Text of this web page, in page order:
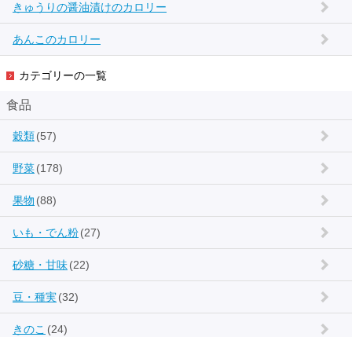
きゅうりの醤油漬けのカロリー
あんこのカロリー
カテゴリーの一覧
食品
穀類(57)
野菜(178)
果物 (88)
いも・でん粉(27)
砂糖・甘味(22)
豆・種実(32)
きのこ (24)